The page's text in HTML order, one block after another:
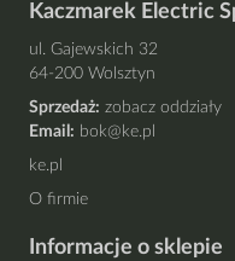
Kaczmarek Electric
ul. Gajewskich 32
64-200 Wolsztyn
Sprzedaż: zobacz oddziały
Email: bok@ke.pl
ke.pl
O firmie
Informacje o sklepie